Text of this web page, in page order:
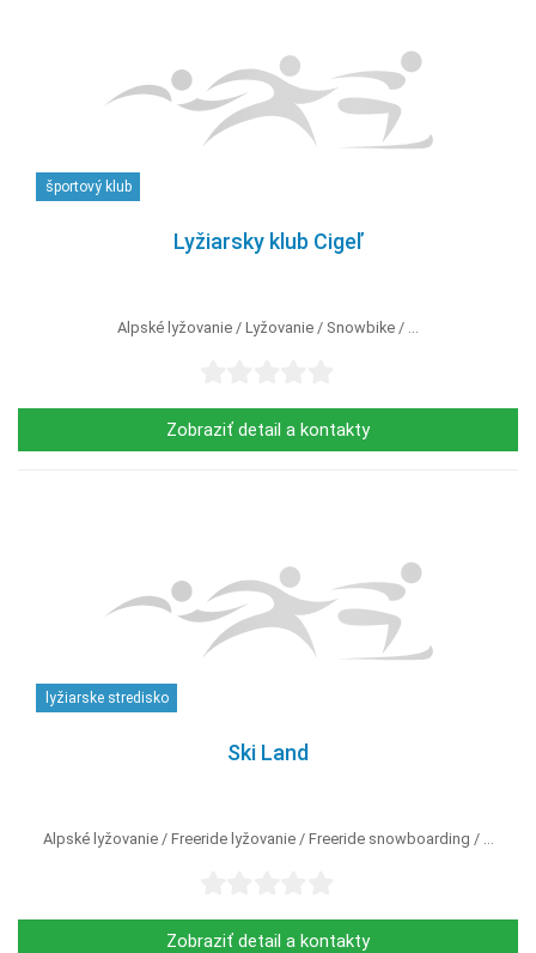
športový klub
Lyžiarsky klub Cigeľ
Alpské lyžovanie Lyžovanie Snowbike ...
Zobraziť detail a kontakty
lyžiarske stredisko
Ski Land
Alpské lyžovanie Freeride lyžovanie Freeride snowboarding ...
Zobraziť detail a kontakty